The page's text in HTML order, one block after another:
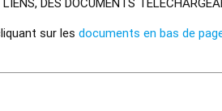
sur les documents en bas de